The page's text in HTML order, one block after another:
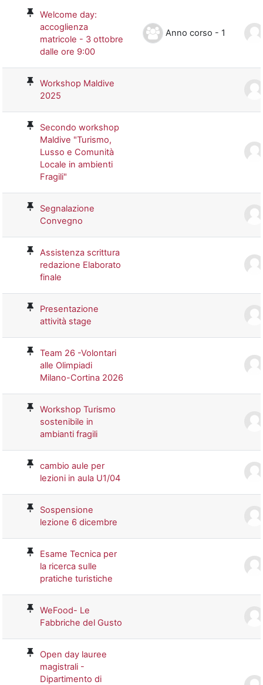
Welcome day:
accoglienza
matricole - 3 ottobre
dalle ore 9:00
Anno corso - 1
Workshop Maldive
2025
Secondo workshop
Maldive "Turismo,
Lusso e Comunità
Locale in ambienti
Fragili"
Segnalazione
Convegno
Assistenza scrittura
redazione Elaborato
finale
Presentazione
attività stage
Team 26 -Volontari
alle Olimpiadi
Milano-Cortina 2026
Workshop Turismo
sostenibile in
ambianti fragili
cambio aule per
lezioni in aula U1/04
Sospensione
lezione 6 dicembre
Esame Tecnica per
la ricerca sulle
pratiche turistiche
WeFood- Le
Fabbriche del Gusto
Open day lauree
magistrali -
Dipartimento di